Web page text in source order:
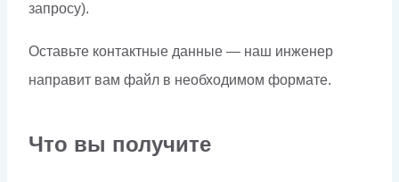
запросу).
Оставьте контактные данные — наш инженер
направит вам файл в необходимом формате.
Что вы получите